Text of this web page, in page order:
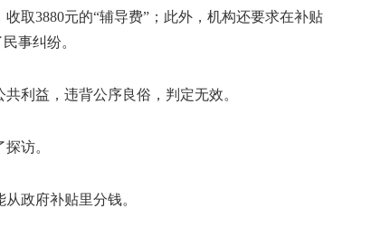
3880元的“辅导费”；此外，机构还要求在补贴
事纠纷。
利益，违背公序良俗，判定无效。
访。
政府补贴里分钱。